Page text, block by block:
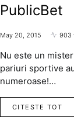
PublicBet
May 20, 2015 903
Nu este un
pariuri sportive
numeroase!…
CITESTE TOT